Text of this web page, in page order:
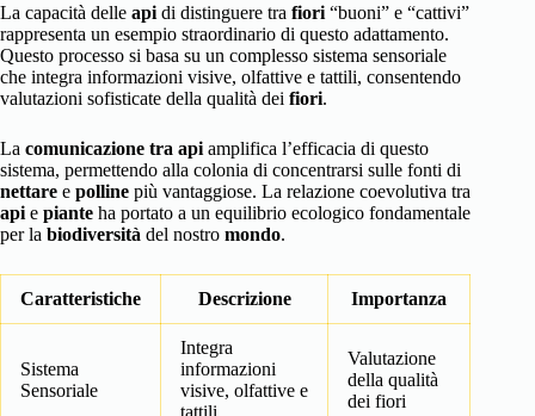
La capacità delle api di distinguere tra fiori “buoni” e “cattivi”
rappresenta un esempio straordinario di questo adattamento.
Questo processo si basa su un complesso sistema sensoriale
che integra informazioni visive, olfattive e tattili, consentendo
valutazioni sofisticate della qualità dei fiori.
La comunicazione tra api amplifica l’efficacia di questo
sistema, permettendo alla colonia di concentrarsi sulle fonti di
nettare e polline più vantaggiose. La relazione coevolutiva tra
api e piante ha portato a un equilibrio ecologico fondamentale
per la biodiversità del nostro mondo.
Caratteristiche Descrizione Importanza
Sistema
Sensoriale
Integra
informazioni
visive, olfattive e
tattili
Valutazione
della qualità
dei fiori